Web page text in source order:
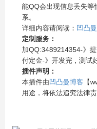
能QQ会出现信息丢失等
系。
详细内容请阅读： 凹凸
定制服务：
加QQ:3489214354-》
付定金-》开发完，测试
插件声明：
本插件由凹凸曼博客 【
用途，将依法追究法律